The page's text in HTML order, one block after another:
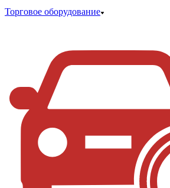
Торговое оборудование